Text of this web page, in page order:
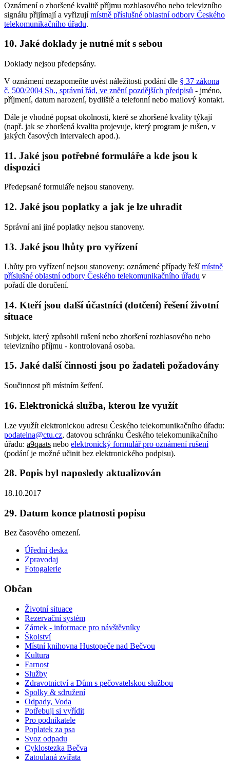
Oznámení o zhoršené kvalitě příjmu rozhlasového nebo televizního
signálu přijímají a vyřizujímístně příslušné oblastní odbory Českého
telekomunikačního úřadu.
10. Jaké doklady je nutné mít s sebou
Doklady nejsou předepsány.
V oznámení nezapomeňte uvést náležitosti podání dle § 37 zákona
č. 500/2004 Sb., správní řád, ve znění pozdějších předpisů - jméno,
příjmení, datum narození, bydliště a telefonní nebo mailový kontakt.
Dále je vhodné popsat okolnosti, které se zhoršené kvality týkají
(např. jak se zhoršená kvalita projevuje, který program je rušen, v
jakých časových intervalech apod.).
11. Jaké jsou potřebné formuláře a kde jsou k
dispozici
Předepsané formuláře nejsou stanoveny.
12. Jaké jsou poplatky a jak je lze uhradit
Správní ani jiné poplatky nejsou stanoveny.
13. Jaké jsou lhůty pro vyřízení
Lhůty pro vyřízení nejsou stanoveny; oznámené případy řešímístně
příslušné oblastní odbory Českého telekomunikačního úřadu v
pořadí dle doručení.
14. Kteří jsou další účastníci (dotčení) řešení životní
situace
Subjekt, který způsobil rušení nebo zhoršení rozhlasového nebo
televizního příjmu - kontrolovaná osoba.
15. Jaké další činnosti jsou po žadateli požadovány
Součinnost při místním šetření.
16. Elektronická služba, kterou lze využít
Lze využít elektronickou adresu Českého telekomunikačního úřadu:
podatelna@ctu.cz, datovou schránku Českého telekomunikačního
úřadu: a9qaats nebo elektronický formulář pro oznámení rušení
(podání je možné učinit bez elektronického podpisu).
28. Popis byl naposledy aktualizován
18.10.2017
29. Datum konce platnosti popisu
Bez časového omezení.
Úřední deska
Zpravodaj
Fotogalerie
Občan
Životní situace
Rezervační systém
Zámek - informace pro návštěvníky
Školství
Místní knihovna Hustopeče nad Bečvou
Kultura
Farnost
Služby
Zdravotnictví a Dům s pečovatelskou službou
Spolky & sdružení
Odpady, Voda
Potřebuji si vyřídit
Pro podnikatele
Poplatek za psa
Svoz odpadu
Cyklostezka Bečva
Zatoulaná zvířata